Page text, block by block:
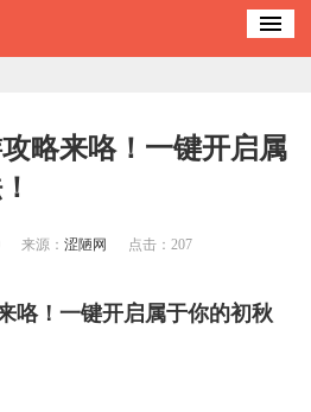
略来咯！一键开启属
来源： 涩陋网 点击： 207
咯！一键开启属于你的初秋